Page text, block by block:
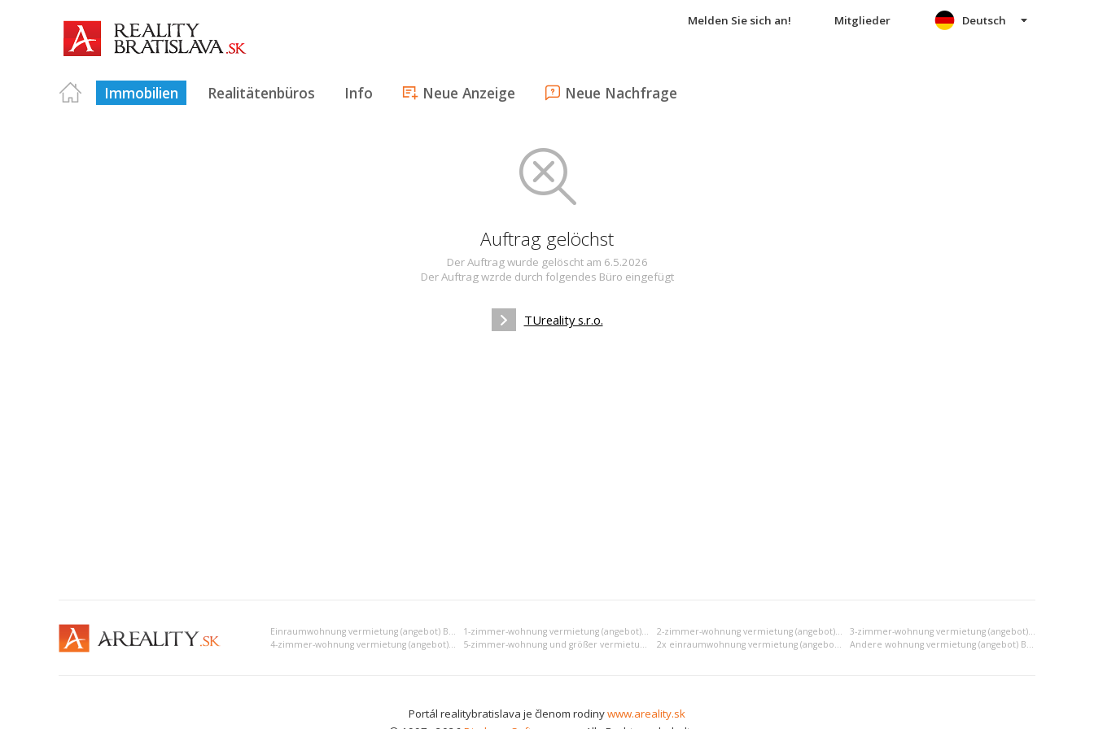
Melden Sie sich an! Mitglieder
Immobilien Realitätenbüros Info Neue Anzeige Neue Nachfrage
Deutsch
Auftrag gelöchst
Der Auftrag wurde gelöscht am 6.5.2026
Der Auftrag wzrde durch folgendes Büro eingefügt
TUreality s.r.o.
Einraumwohnung vermietung (angebot) Bratislava III 1-zimmer-wohnung vermietung (angebot) Bratislava III 2-zimmer-wohnung vermietung (angebot) Bratislava III
3-zimmer-wohnung vermietung (angebot) Bratislava III
4-zimmer-wohnung vermietung (angebot) Bratislava III
5-zimmer-wohnung und größer vermietung (angebot) Bratislava III 2x einraumwohnung vermietung (angebot) Bratislava III Andere wohnung vermietung (angebot) Bratislava III
Portál realitybratislava je členom rodinywww.areality.sk